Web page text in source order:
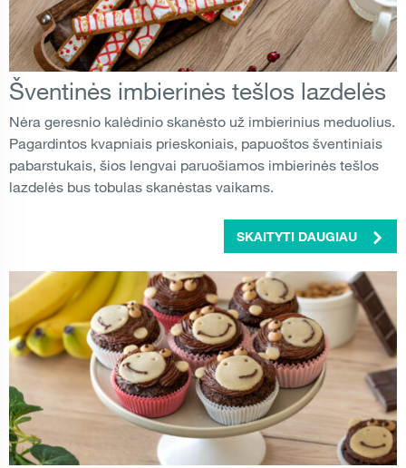
Šventinės imbierinės tešlos lazdelės
Nėra geresnio kalėdinio skanėsto už imbierinius meduolius.
Pagardintos kvapniais prieskoniais, papuoštos šventiniais
pabarstukais, šios lengvai paruošiamos imbierinės tešlos
lazdelės bus tobulas skanėstas vaikams.
SKAITYTI DAUGIAU